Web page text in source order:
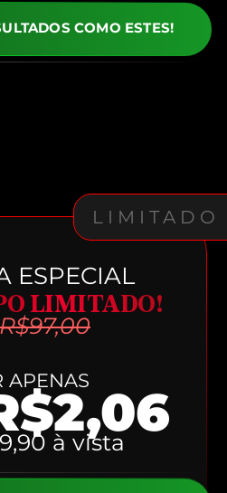
COMO ESTES!
LIMITADO
ESPECIAL
LIMITADO!
APENAS
à vista